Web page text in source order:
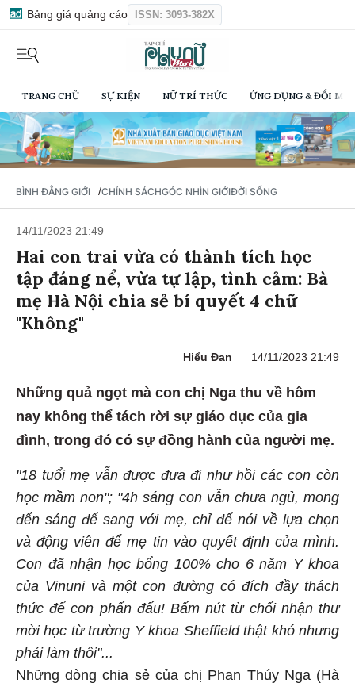
Bảng giá quảng cáo ISSN: 3093-382X
TRANG CHỦ SỰ KIỆN NỮ TRÍ THỨC ỨNG DỤNG & ĐỔI
BÌNH ĐẲNG GIỚI /CHÍNH SÁCHGÓC NHÌN GIỚIĐỜI SỐNG
14/11/2023 21:49
Hai con trai vừa có thành tích học
tập đáng nể, vừa tự lập, tình cảm: Bà
mẹ Hà Nội chia sẻ bí quyết 4 chữ
"Không"
Hiểu Đan 14/11/2023 21:49
Những quả ngọt mà con chị Nga thu về hôm
nay không thể tách rời sự giáo dục của gia
đình, trong đó có sự đồng hành của người mẹ.
"18 tuổi mẹ vẫn được đưa đi như hồi các con còn
học mầm non"; "4h sáng con vẫn chưa ngủ, mong
đến sáng để sang với mẹ, chỉ để nói về lựa chọn
và động viên để mẹ tin vào quyết định của mình.
Con đã nhận học bổng 100% cho 6 năm Y khoa
của Vinuni và một con đường có đích đầy thách
thức để con phấn đấu! Bấm nút từ chối nhận thư
mời học từ trường Y khoa Sheffield thật khó nhưng
phải làm thôi"...
Những dòng chia sẻ của chị Phan Thúy Nga (Hà